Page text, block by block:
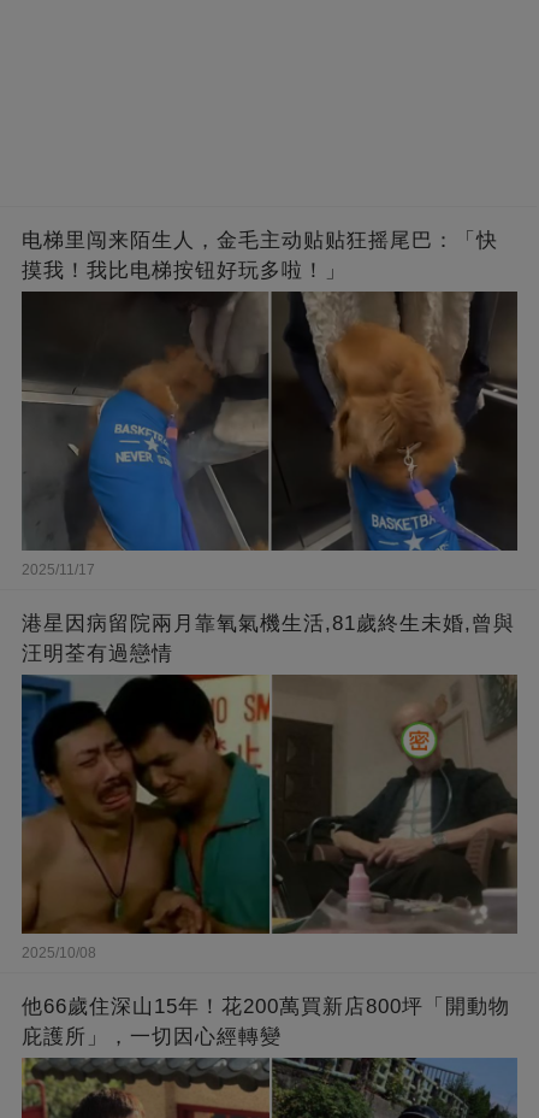
电梯里闯来陌生人，金毛主动贴贴狂摇尾巴：「快
摸我！我比电梯按钮好玩多啦！」
2025/11/17
港星因病留院兩月靠氧氣機生活,81歲終生未婚,曾與
汪明荃有過戀情
2025/10/08
他66歲住深山15年！花200萬買新店800坪「開動物
庇護所」，一切因心經轉變